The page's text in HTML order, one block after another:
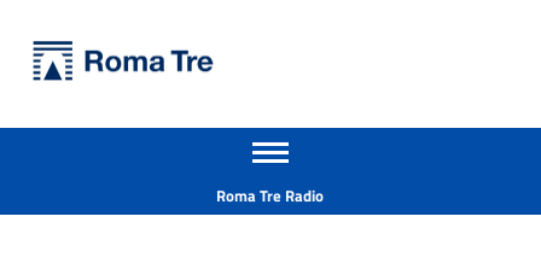
Apri il menu secondario
Roma Tre Radio